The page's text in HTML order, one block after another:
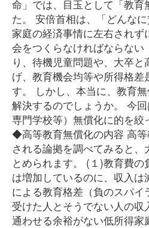
命」では、目玉として「教育
た。 安倍首相は、「どんな
家庭の経済事情に左右され
会をつくらなければならない
り、待機児童問題や、大卒
げ、教育機会均等や所得格差
す。 しかし、本当に、教育
解決するのでしょうか。 今回
専門学校等）無償化に的を絞
◆高等教育無償化の内容 高
される論拠を調べてみると、
とめられます。 (１)教育費
は増加しているのに、収入
による教育格差（負のスパ
受けた人とそうでない人の
通わせる余裕がない低所得家